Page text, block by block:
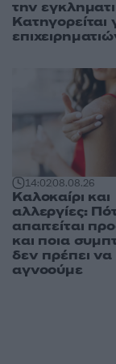
την
Κατηγορείται
14:0208.08.26
Καλοκαίρι και
αλλεργίες:
απαιτείται
και ποια
δεν πρέπει να
αγνοούμε